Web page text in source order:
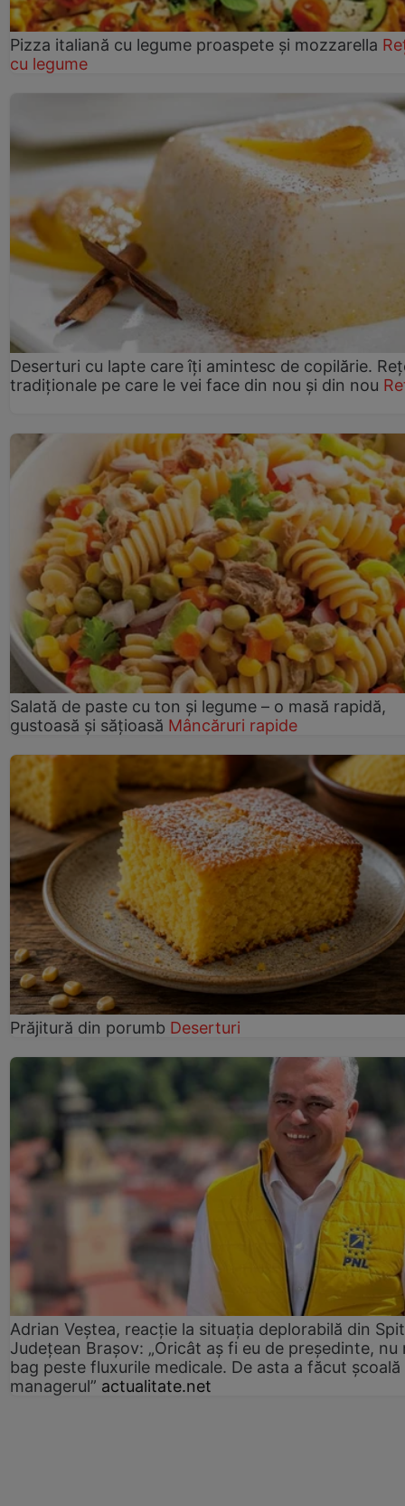
Pizza italiană cu legume proaspete și mozzarella
cu legume
Deserturi cu lapte care îți amintesc de copilărie.
tradiționale pe care le vei face din nou și din nou
Salată de paste cu ton și legume – o masă rapidă,
gustoasă și sățioasă Mâncăruri rapide
Prăjitură din porumb Deserturi
Adrian Veștea, reacție la situația deplorabilă din
Județean Brașov: „Oricât aș fi eu de președinte, nu
bag peste fluxurile medicale. De asta a făcut școală
managerul” actualitate.net